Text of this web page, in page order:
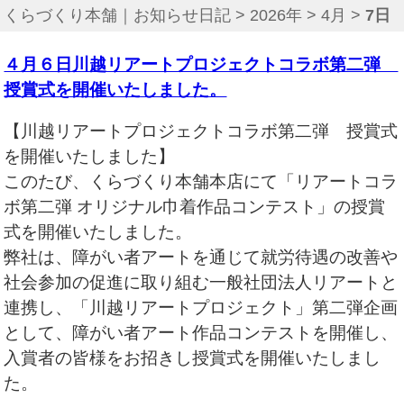
くらづくり本舗｜お知らせ日記 > 2026年 >4月 >7日
４月６日川越リアートプロジェクトコラボ第二弾
授賞式を開催いたしました。
【川越リアートプロジェクトコラボ第二弾 授賞式
を開催いたしました】
このたび、くらづくり本舗本店にて「リアートコラ
ボ第二弾 オリジナル巾着作品コンテスト」の授賞
式を開催いたしました。
弊社は、障がい者アートを通じて就労待遇の改善や
社会参加の促進に取り組む一般社団法人リアートと
連携し、「川越リアートプロジェクト」第二弾企画
として、障がい者アート作品コンテストを開催し、
入賞者の皆様をお招きし授賞式を開催いたしまし
た。